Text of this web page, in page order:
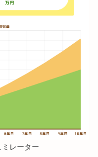
レーター